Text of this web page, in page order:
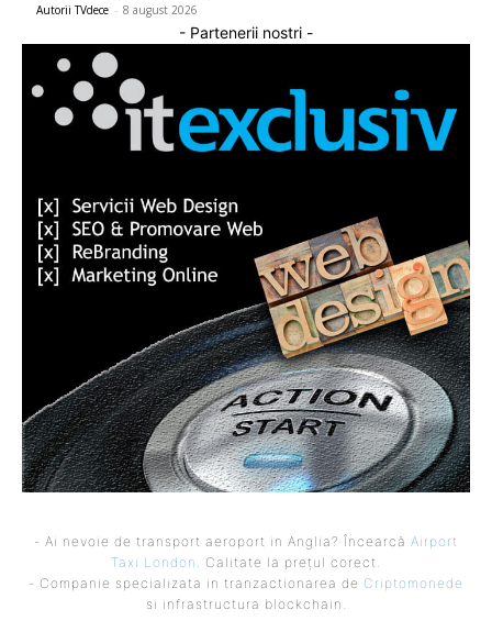
Autorii TVdece - 8 august 2026
- Partenerii nostri -
- Ai nevoie de transport aeroport in Anglia? Încearcă Airport
Taxi London
. Calitate la prețul corect.
- Companie specializata in tranzactionarea de Criptomonede
si infrastructura blockchain.